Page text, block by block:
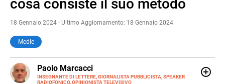
cosa consiste il suo metodo
18 Gennaio 2024 - Ultimo Aggiornamento: 18 Gennaio 2024
Medie
Paolo Marcacci
INSEGNANTE DI LETTERE, GIORNALISTA PUBBLICISTA, SPEAKER
RADIOFONICO, OPINIONISTA TELEVISIVO
E-
MAIL